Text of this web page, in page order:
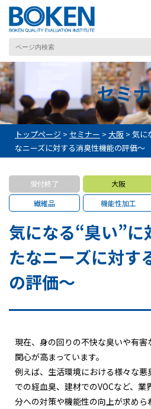
セミ
トップページ > セミナー > 大阪 > 気に
なニーズに対する消臭性機能の評価～
受付終了 大阪
繊維品
機能性加工
気になる“臭い”に
たなニーズに対す
の評価～
現在、身の回りの不快な臭いや有害
関心が高まっています。
例えば、生活環境における様々な
での経血臭、建材でのVOCなど、
分への対策や機能性の向上が求め